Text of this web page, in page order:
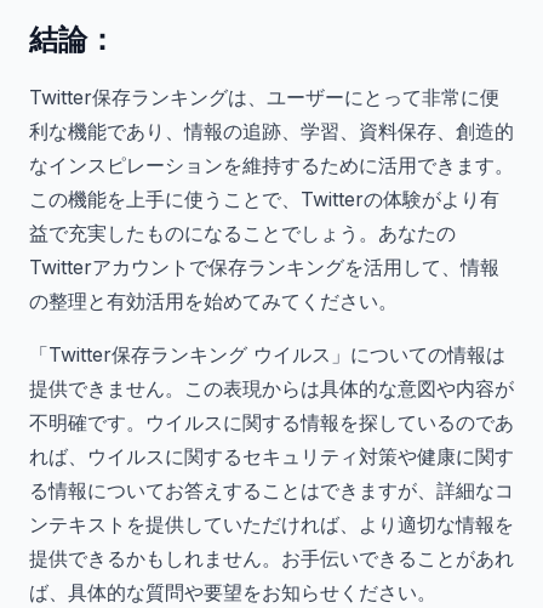
結論：
Twitter保存ランキングは、ユーザーにとって非常に便
利な機能であり、情報の追跡、学習、資料保存、創造的
なインスピレーションを維持するために活用できます。
この機能を上手に使うことで、Twitterの体験がより有
益で充実したものになることでしょう。あなたの
Twitterアカウントで保存ランキングを活用して、情報
の整理と有効活用を始めてみてください。
「Twitter保存ランキング ウイルス」についての情報は
提供できません。この表現からは具体的な意図や内容が
不明確です。ウイルスに関する情報を探しているのであ
れば、ウイルスに関するセキュリティ対策や健康に関す
る情報についてお答えすることはできますが、詳細なコ
ンテキストを提供していただければ、より適切な情報を
提供できるかもしれません。お手伝いできることがあれ
ば、具体的な質問や要望をお知らせください。